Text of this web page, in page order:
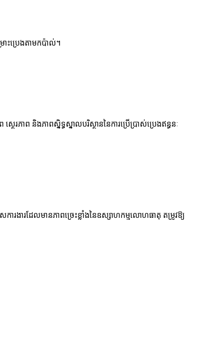
ោះប្រេងតាមកប៉ាល់។
ភាព និងភាពស្និទ្ធស្នាលបរិស្ថាននៃការប្រើប្រាស់ប្រេងឥន្ធនៈ
ារងារដែលមានភាពច្រេះខ្លាំងនៃឧស្សាហកម្មលោហធាតុ តម្រូវឱ្យ